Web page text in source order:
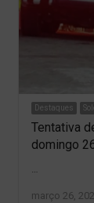
Destaques
Tentativa
domingo
março 26,